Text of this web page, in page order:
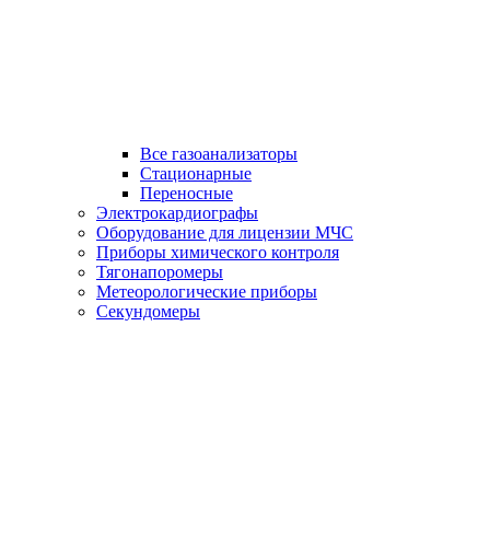
Все газоанализаторы
Cтационарные
Переносные
Электрокардиографы
Оборудование для лицензии МЧС
Приборы химического контроля
Тягонапоромеры
Метеорологические приборы
Секундомеры